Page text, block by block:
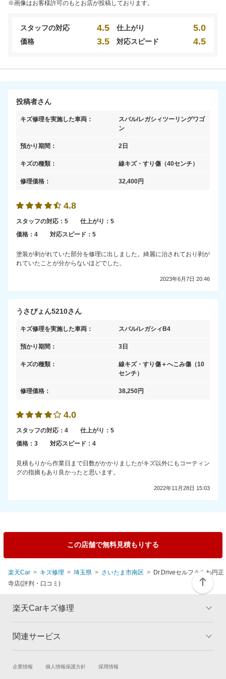
※画像はお客様許可のもとお店が投稿しております。
スタッフの対応 4.5 仕上がり 5.0
価格 3.5 対応スピード 4.5
投稿者さん
キズ修理を実施した車両：
スバル/レガシィツーリングワゴ
ン
預かり期間： 2日
キズの種類： 線キズ・すり傷 （40センチ）
修理価格： 32,400円
4.8
スタッフの対応： 5 仕上がり： 5
価格： 4 対応スピード： 5
塗装が剥がれていた部分を修理に出しました。綺麗に治されており剥が
れていたことが分からないほどでした。
2023年6月7日 20:46
うさぴょん5210さん
キズ修理を実施した車両： スバル/レガシィB4
預かり期間： 3日
キズの種類： 線キズ・すり傷＋へこみ傷 （10
センチ）
修理価格： 38,250円
4.0
スタッフの対応： 4 仕上がり： 5
価格： 3 対応スピード： 4
見積もりから作業日まで日数がかかりましたがキズ以外にもコーティン
グの指摘もあり良かったと思います。
2022年11月28日 15:03
この店舗で無料見積もりする
楽天Car キズ修理 埼玉県 さいたま市南区
Dr.Driveセルフうらわ円正
寺店(評判・口コミ)
楽天Carキズ修理
トップ
板金とは キャンペーン一覧
関連サービス
試乗・商談 新車購入
企業情報 個人情報保護方針 採用情報